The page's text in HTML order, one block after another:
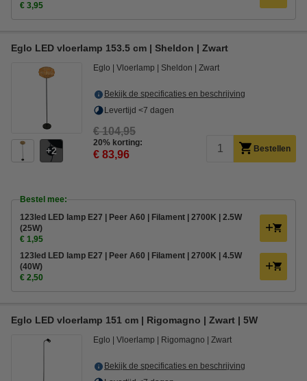
€ 3,95
Eglo LED vloerlamp 153.5 cm | Sheldon | Zwart
2
Eglo Vloerlamp Sheldon Zwart
Bekijk de specificaties en beschrijving
Levertijd <7 dagen
€ 104,95
20% korting:
€ 83,96 Bestellen
Bestel mee:
123led LED lamp E27 | Peer A60 | Filament | 2700K | 2.5W
(25W)
€ 1,95
123led LED lamp E27 | Peer A60 | Filament | 2700K | 4.5W
(40W)
€ 2,50
Eglo LED vloerlamp 151 cm | Rigomagno | Zwart | 5W
Eglo Vloerlamp Rigomagno Zwart
Bekijk de specificaties en beschrijving